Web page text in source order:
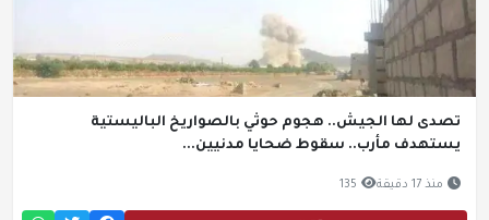
تصدى لها الجيش.. هجوم حوثي بالصواريخ الباليستية
يستهدف مأرب.. سقوط ضحايا مدنيين...
منذ 17 دقيقة 135